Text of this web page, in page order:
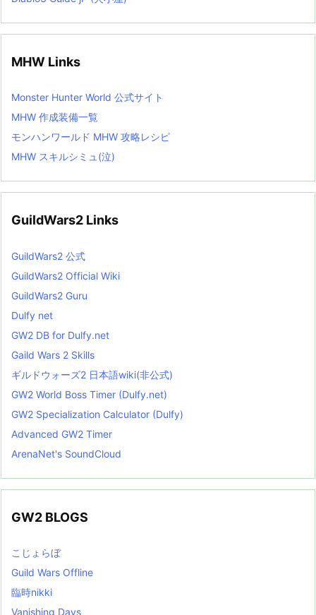
MHW Links
Monster Hunter World 公式サイト
MHW 作成装備一覧
モンハンワールド MHW 攻略レシピ
MHW スキルシミュ(泣)
GuildWars2 Links
GuildWars2 公式
GuildWars2 Official Wiki
GuildWars2 Guru
Dulfy net
GW2 DB for Dulfy.net
Gaild Wars 2 Skills
ギルドウォーズ2 日本語wiki(非公式)
GW2 World Boss Timer (Dulfy.net)
GW2 Specialization Calculator (Dulfy)
Advanced GW2 Timer
ArenaNet's SoundCloud
GW2 BLOGS
こじょらぼ
Guild Wars Offline
臨時nikki
Vanishing Days